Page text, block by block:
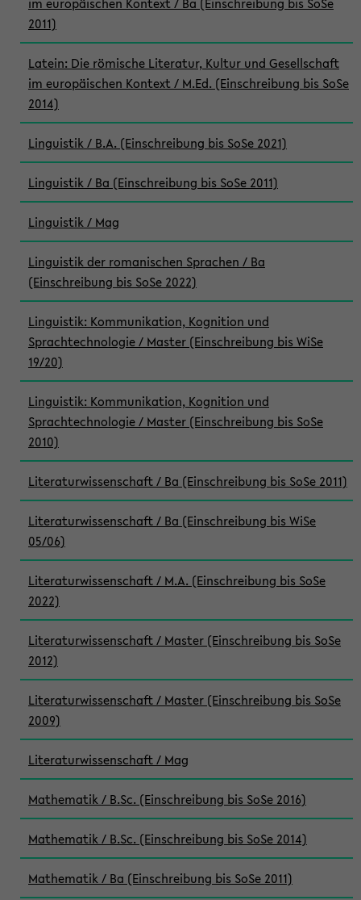
2011)
Latein: Die römische Literatur, Kultur und Gesellschaft
im europäischen Kontext / M.Ed. (Einschreibung bis SoSe
2014)
Linguistik / B.A. (Einschreibung bis SoSe 2021)
Linguistik / Ba (Einschreibung bis SoSe 2011)
Linguistik / Mag
Linguistik der romanischen Sprachen / Ba
(Einschreibung bis SoSe 2022)
Linguistik: Kommunikation, Kognition und
Sprachtechnologie / Master (Einschreibung bis WiSe
19/20)
Linguistik: Kommunikation, Kognition und
Sprachtechnologie / Master (Einschreibung bis SoSe
2010)
Literaturwissenschaft / Ba (Einschreibung bis SoSe 2011)
Literaturwissenschaft / Ba (Einschreibung bis WiSe
05/06)
Literaturwissenschaft / M.A. (Einschreibung bis SoSe
2022)
Literaturwissenschaft / Master (Einschreibung bis SoSe
2012)
Literaturwissenschaft / Master (Einschreibung bis SoSe
2009)
Literaturwissenschaft / Mag
Mathematik / B.Sc. (Einschreibung bis SoSe 2016)
Mathematik / B.Sc. (Einschreibung bis SoSe 2014)
Mathematik / Ba (Einschreibung bis SoSe 2011)